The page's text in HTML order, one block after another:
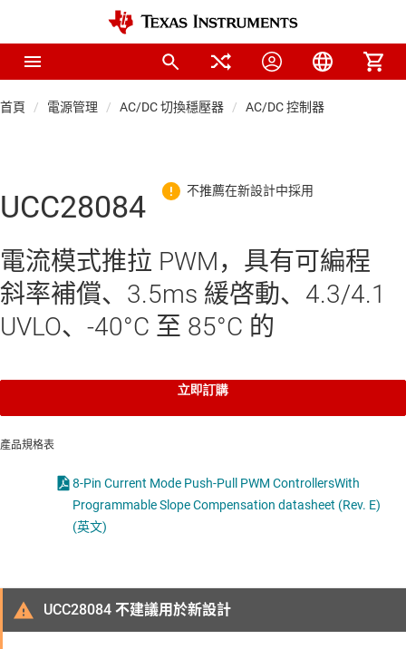
首頁 電源管理 AC/DC 切換穩壓器 AC/DC 控制器
UCC28084
電流模式推拉 PWM，具有可編程
斜率補償、3.5ms 緩啓動、4.3/4.1
UVLO、-40°C 至 85°C 的
立即訂購
產品規格表
8-Pin Current Mode Push-Pull PWM ControllersWith
Programmable Slope Compensation datasheet (Rev. E)
(英文)
UCC28084 不建議用於新設計